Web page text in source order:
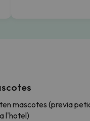
mascotes (previa
l'hotel)